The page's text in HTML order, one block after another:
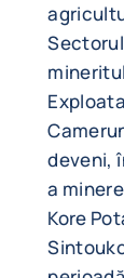
deveni,
a
Kore